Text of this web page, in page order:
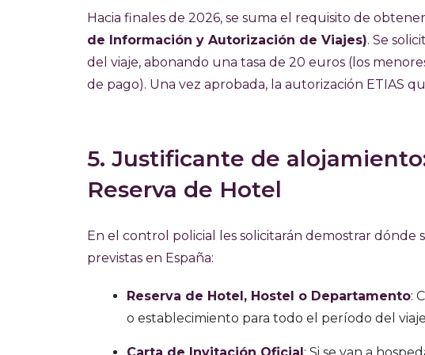
Hacia finales de 2026, se suma el requisito de
de Información y Autorización de Viajes). Se
del viaje, abonando una tasa de 20 euros (los
de pago). Una vez aprobada, la autorización ETIAS
5. Justificante de
Reserva de Hotel
En el control policial les solicitarán demostrar dónde
previstas en España:
Reserva de Hotel, Hostel o Departamento:
o establecimiento para todo el período del